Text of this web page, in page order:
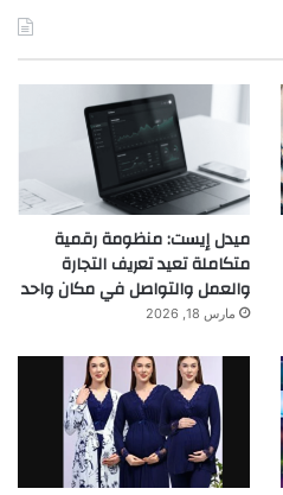
ميدل إيست: منظومة رقمية
متكاملة تعيد تعريف التجارة
والعمل والتواصل في مكان واحد
مارس 18, 2026